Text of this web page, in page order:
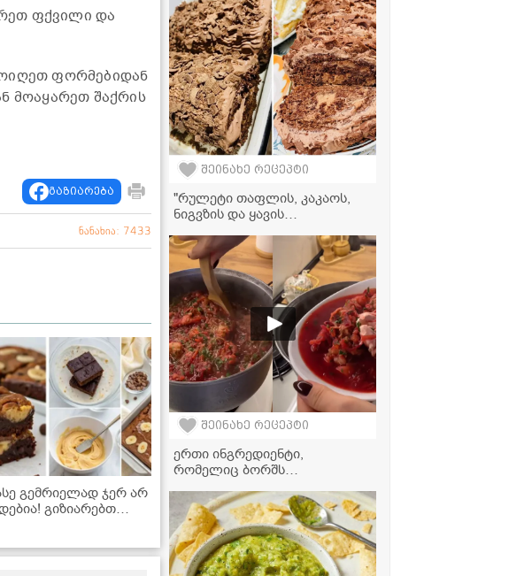
ფქვილი და
ფორმებიდან
მოაყარეთ შაქრის
გაზიარება
ნანახია: 7433
გემრიელად ჯერ არ
გიზიარებთ
შეინახე რეცეპტი
"რულეტი თაფლის, კაკაოს,
ნიგვზის და ყავის
გემრიელი გამოდის!" -
მკითხველის რეცეპტი
შეინახე რეცეპტი
ერთი ინგრედიენტი,
რომელიც ბორშს
იდეალური სადილის მარტივი
რეცეპტი!